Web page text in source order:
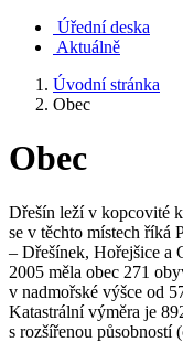
Úřední deska
Aktuálně
Úvodní stránka
Obec
Obec
Dřešín leží v kopcovité
se v těchto místech říká
– Dřešínek, Hořejšice a
2005 měla obec 271
v nadmořské výšce od
Katastrální výměra je
s rozšířenou působností